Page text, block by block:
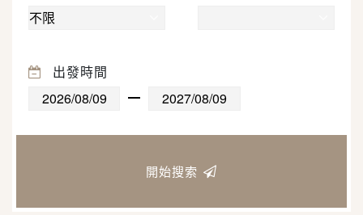
出發時間
開始搜索